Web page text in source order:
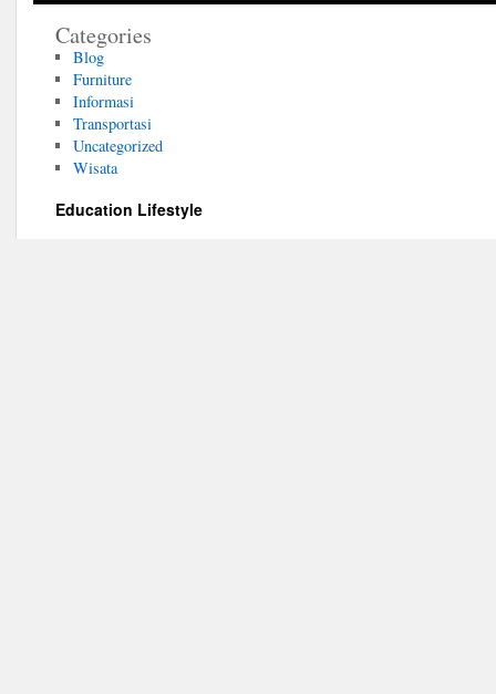
Categories
Blog
Furniture
Informasi
Transportasi
Uncategorized
Wisata
Education Lifestyle